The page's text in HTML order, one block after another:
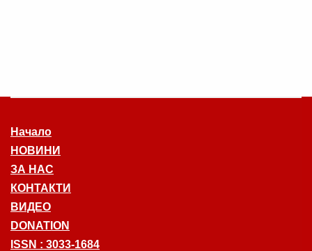
Начало
НОВИНИ
ЗА НАС
КОНТАКТИ
ВИДЕО
DONATION
ISSN : 3033-1684